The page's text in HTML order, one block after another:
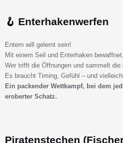
🪝 Enterhakenwerfen
Entern will gelernt sein!
Mit einem Seil und Enterhaken
Wer trifft die Öffnungen und sammelt
Es braucht Timing, Gefühl – und
Ein packender Wettkampf, bei dem
eroberter Schatz.
Piratenstechen